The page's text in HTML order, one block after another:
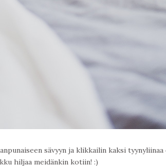
sävyyn ja klikkailin kaksi
hiljaa meidänkin kotiin! :)